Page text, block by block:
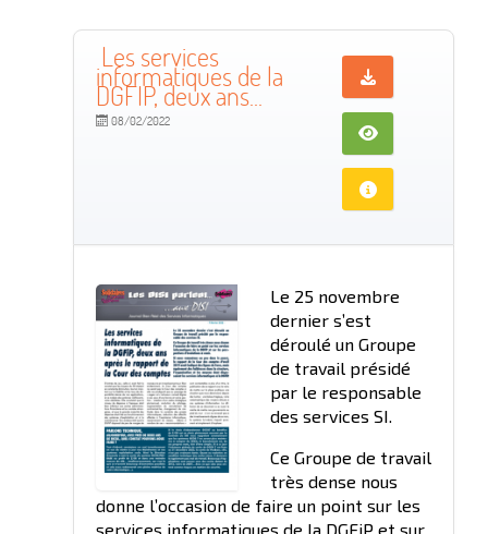
Les services
informatiques de la
DGFIP, deux ans...
08/02/2022
Le 25 novembre
dernier s’est
déroulé un Groupe
de travail présidé
par le responsable
des services SI.
Ce Groupe de travail
très dense nous
donne l’occasion de faire un point sur les
services informatiques de la DGFiP et sur